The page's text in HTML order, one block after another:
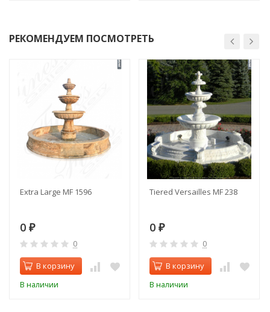
РЕКОМЕНДУЕМ ПОСМОТРЕТЬ
Extra Large MF 1596
0 ₽
0
В корзину
В наличии
Tiered Versailles MF 238
0 ₽
0
В корзину
В наличии